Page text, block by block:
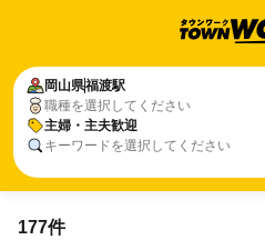
岡山県福渡駅
職種を選択してください
主婦・主夫歓迎
キーワードを選択してください
177件